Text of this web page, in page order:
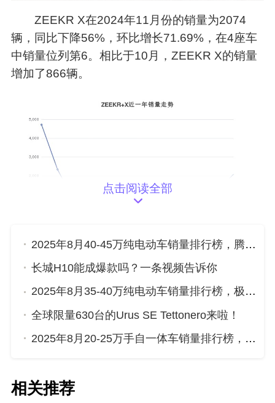
ZEEKR X在2024年11月份的销量为2074
辆，同比下降56%，环比增长71.69%，在4座车
中销量位列第6。相比于10月，ZEEKR X的销量
增加了866辆。
在2024年11月4座车销量排行榜单中，新进
台，在榜单中位列第10名。
在4座车销量排行榜中，11月份海鸥、熊猫m
ini、长安LUMIN车型展现了出色的市场表现，它
点击阅读全部
2025年8月40-45万纯电动车销量排行榜，腾势D9位居第二，第一名你绝对想不到
长城H10能成爆款吗？一条视频告诉你
2025年8月35-40万纯电动车销量排行榜，极氪001位居第二，第一名你绝对想不到
全球限量630台的Urus SE Tettonero来啦！
2025年8月20-25万手自一体车销量排行榜，红旗HS5屈居第三，传祺GS8成最大黑马
相关推荐